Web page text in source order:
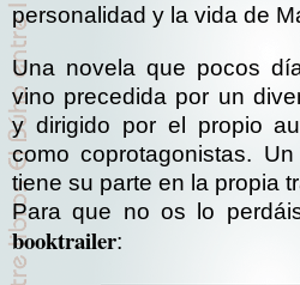
personalidad y la vida de
Una novela que pocos
vino precedida por un
y dirigido por el propio
como coprotagonistas.
tiene su parte en la propia
Para que no os lo
booktrailer: